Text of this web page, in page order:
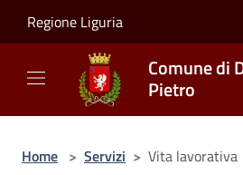
Regione Liguria
Comune di
Pietro
Home > Servizi > Vita lavorativa